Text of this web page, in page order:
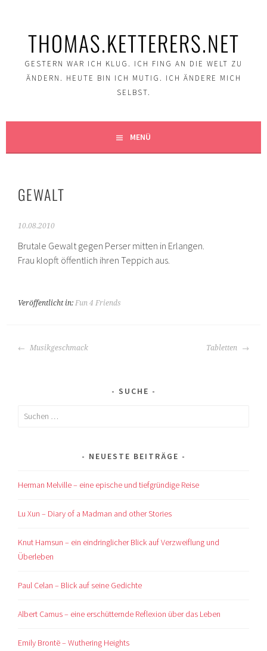
THOMAS.KETTERERS.NET
GESTERN WAR ICH KLUG. ICH FING AN DIE WELT ZU
ÄNDERN. HEUTE BIN ICH MUTIG. ICH ÄNDERE MICH
SELBST.
MENÜ
GEWALT
10.08.2010
Brutale Gewalt gegen Perser mitten in Erlangen.
Frau klopft öffentlich ihren Teppich aus.
Veröffentlicht in:Fun 4 Friends
BEITRAGS-
Musikgeschmack Tabletten
SUCHE
Suchen
NEUESTE BEITRÄGE
Herman Melville – eine epische und tiefgründige Reise
Lu Xun – Diary of a Madman and other Stories
Knut Hamsun – ein eindringlicher Blick auf Verzweiflung und
Überleben
Paul Celan – Blick auf seine Gedichte
Albert Camus – eine erschütternde Reflexion über das Leben
Emily Brontë – Wuthering Heights